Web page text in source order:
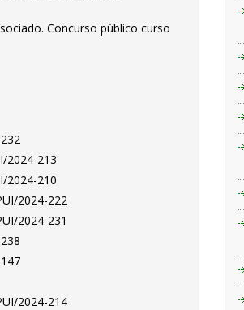
Concurso público curso
2024-213
2024-210
2024-222
2024-231
2024-214